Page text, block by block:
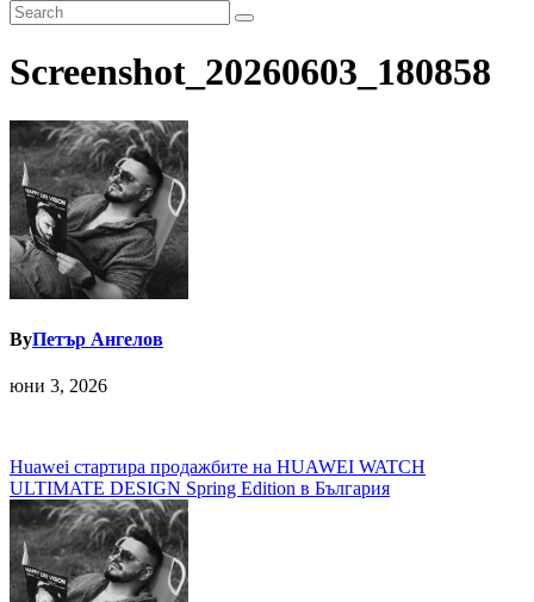
Screenshot_20260603_180858
ByПетър Ангелов
юни 3, 2026
Навигация
Huawei стартира продажбите на HUAWEI WATCH
ULTIMATE DESIGN Spring Edition в България